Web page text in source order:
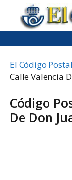
contenido
El Código Postal
Calle Valencia
Código
De Don